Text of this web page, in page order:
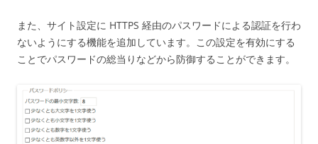
また、サイト設定に HTTPS 経由のパスワードによる認証を行わ
ないようにする機能を追加しています。この設定を有効にする
ことでパスワードの総当りなどから防御することができます。